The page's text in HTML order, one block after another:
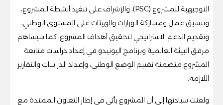
التوجيهية للمشروع (PSC)، والإشراف على تنفيذ أنشطة المشروع،
وتنسيق عمل ومشاركة الوزارات والهيئات على المستوى الوطني،
وتقديم الدعم الاستراتيجي لتحقيق أهداف المشروع، كما سيساهم
مرفق البيئة العالمية وبرنامج اليونيدو في إعداد دراسات متابعة
المشروع متضمنة تقييم الوضع الوطني، وإعداد الدراسات والتقارير
اللازمة.
ولفتت سيادتها إلى أن المشروع يأتي في إطار التعاون الممتدة مع